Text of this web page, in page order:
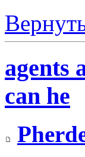
agents
can he